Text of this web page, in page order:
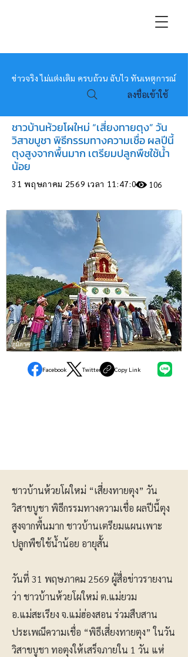
หมอข่าว
ข่าวจริง ไม่แต่งเติม ครบถ้วน ฉับไว ทันเหตุการณ์
ลงชื่อเข้าใช้
ชาวบ้านห้วยโผใหม่ “เสี่ยงทายตุง” วัน
วิสาขบูชา พิธีกรรมทางความเชื่อ ผลปีนี้
ตุงสูงจากพื้นมาก เตรียมปลูกพืชใช้น้ำ
น้อย
31 พฤษภาคม 2569 เวลา 11:47:00 106
ภูมิภาค
Facebook Twitter Copy Link
ชาวบ้านห้วยโผใหม่ “เสี่ยงทายตุง” วัน
วิสาขบูชา พิธีกรรมทางความเชื่อ ผลปีนี้ตุง
สูงจากพื้นมาก ชาวบ้านเตรียมแผนเพาะ
ปลูกพืชใช้น้ำน้อย อายุสั้น
วันที่ 31 พฤษภาคม 2569 ผู้สื่อข่าวรายงาน
ว่า ชาวบ้านห้วยโผใหม่ ต.แม่ยวม
อ.แม่สะเรียง จ.แม่ฮ่องสอน ร่วมสืบสาน
ประเพณีความเชื่อ “พิธีเสี่ยงทายตุง” ในวัน
วิสาขบูชา ทอตุงให้เสร็จภายใน 1 วัน แห่